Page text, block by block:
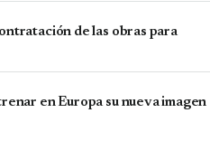
de las obras para
en Europa su nueva imagen